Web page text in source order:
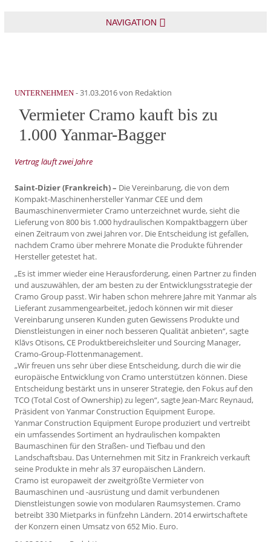
NAVIGATION
UNTERNEHMEN -31.03.2016von Redaktion
Vermieter Cramo kauft bis zu
1.000 Yanmar-Bagger
Vertrag läuft zwei Jahre
Saint-Dizier (Frankreich) – Die Vereinbarung, die von dem
Kompakt-Maschinenhersteller Yanmar CEE und dem
Baumaschinenvermieter Cramo unterzeichnet wurde, sieht die
Lieferung von 800 bis 1.000 hydraulischen Kompaktbaggern über
einen Zeitraum von zwei Jahren vor. Die Entscheidung ist gefallen,
nachdem Cramo über mehrere Monate die Produkte führender
Hersteller getestet hat.
„Es ist immer wieder eine Herausforderung, einen Partner zu finden
und auszuwählen, der am besten zu der Entwicklungsstrategie der
Cramo Group passt. Wir haben schon mehrere Jahre mit Yanmar als
Lieferant zusammengearbeitet, jedoch können wir mit dieser
Vereinbarung unseren Kunden guten Gewissens Produkte und
Dienstleistungen in einer noch besseren Qualität anbieten“, sagte
Klāvs Otisons, CE Produktbereichsleiter und Sourcing Manager,
Cramo-Group-Flottenmanagement.
„Wir freuen uns sehr über diese Entscheidung, durch die wir die
europäische Entwicklung von Cramo unterstützen können. Diese
Entscheidung bestärkt uns in unserer Strategie, den Fokus auf den
TCO (Total Cost of Ownership) zu legen“, sagte Jean-Marc Reynaud,
Präsident von Yanmar Construction Equipment Europe.
Yanmar Construction Equipment Europe produziert und vertreibt
ein umfassendes Sortiment an hydraulischen kompakten
Baumaschinen für den Straßen- und Tiefbau und den
Landschaftsbau. Das Unternehmen mit Sitz in Frankreich verkauft
seine Produkte in mehr als 37 europäischen Ländern.
Cramo ist europaweit der zweitgrößte Vermieter von
Baumaschinen und -ausrüstung und damit verbundenen
Dienstleistungen sowie von modularen Raumsystemen. Cramo
betreibt 330 Mietparks in fünfzehn Ländern. 2014 erwirtschaftete
der Konzern einen Umsatz von 652 Mio. Euro.